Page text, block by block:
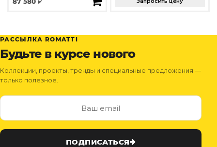
РАССЫЛКА ROMATTI
Будьте в курсе нового
Коллекции, проекты, тренды и специальные предложения —
только полезное.
ПОДПИСАТЬСЯ